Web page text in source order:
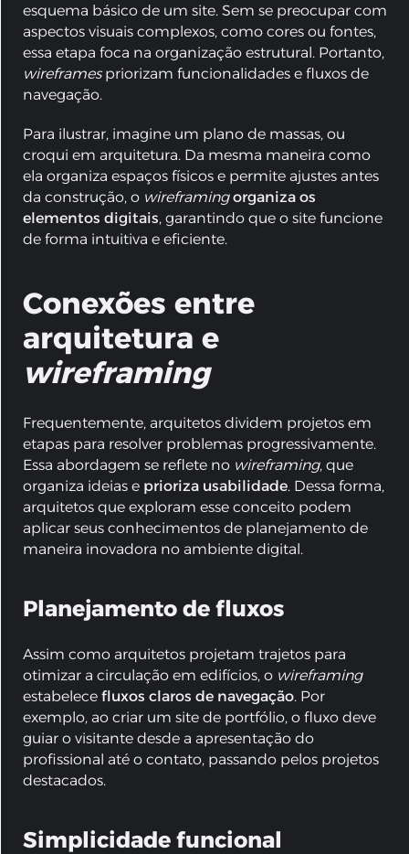
esquema básico de um site. Sem se preocupar com
aspectos visuais complexos, como cores ou fontes,
essa etapa foca na organização estrutural. Portanto,
wireframespriorizam funcionalidades e fluxos de
navegação.
Para ilustrar, imagine um plano de massas, ou
croqui em arquitetura. Da mesma maneira como
ela organiza espaços físicos e permite ajustes antes
da construção, o wireframingorganiza os
elementos digitais, garantindo que o site funcione
de forma intuitiva e eficiente.
Conexões entre
arquitetura e
wireframing
Frequentemente, arquitetos dividem projetos em
etapas para resolver problemas progressivamente.
Essa abordagem se reflete no wireframing, que
organiza ideias e prioriza usabilidade. Dessa forma,
arquitetos que exploram esse conceito podem
aplicar seus conhecimentos de planejamento de
maneira inovadora no ambiente digital.
Planejamento de fluxos
Assim como arquitetos projetam trajetos para
otimizar a circulação em edifícios, o wireframing
estabelece fluxos claros de navegação. Por
exemplo, ao criar um site de portfólio, o fluxo deve
guiar o visitante desde a apresentação do
profissional até o contato, passando pelos projetos
destacados.
Simplicidade funcional